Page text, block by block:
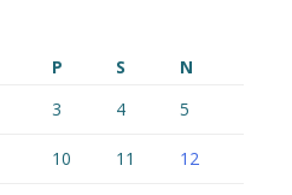
P S
N
3 4 5
10 11 12